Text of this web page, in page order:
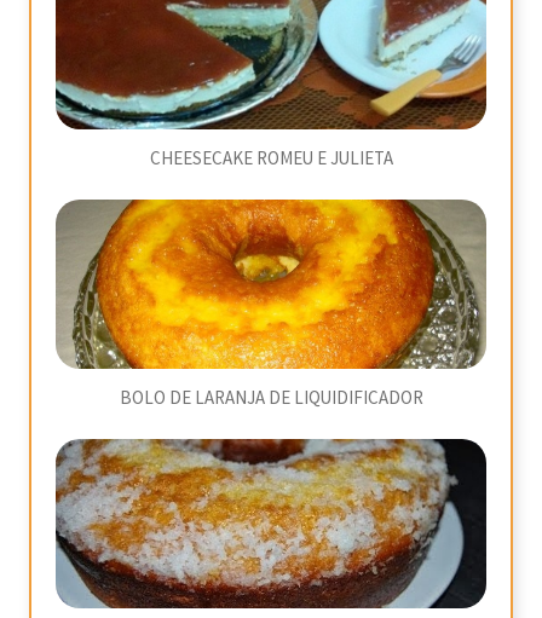
CHEESECAKE ROMEU E JULIETA
BOLO DE LARANJA DE LIQUIDIFICADOR